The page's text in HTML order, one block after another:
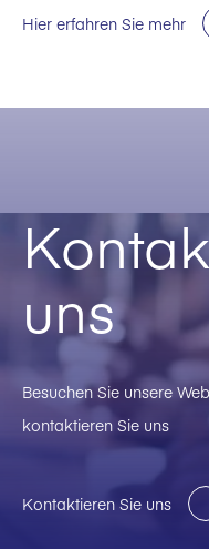
Hier erfahren Sie mehr
uns
Besuchen Sie unsere
kontaktieren Sie uns
Kontaktieren Sie uns